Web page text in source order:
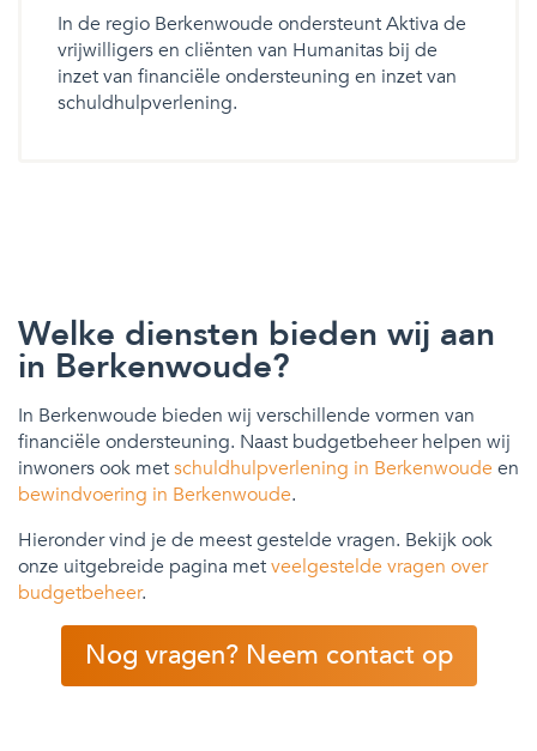
In de regio Berkenwoude ondersteunt Aktiva de
vrijwilligers en cliënten van Humanitas bij de
inzet van financiële ondersteuning en inzet van
schuldhulpverlening.
Welke diensten bieden wij aan
in Berkenwoude?
In Berkenwoude bieden wij verschillende vormen van
financiële ondersteuning. Naast budgetbeheer helpen wij
inwoners ook metschuldhulpverlening in Berkenwoude en
bewindvoering in Berkenwoude.
Hieronder vind je de meest gestelde vragen. Bekijk ook
onze uitgebreide pagina metveelgestelde vragen over
budgetbeheer.
Nog vragen? Neem contact op